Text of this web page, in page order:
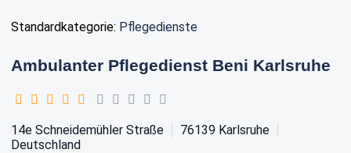
Standardkategorie: Pflegedienste
Ambulanter Pflegedienst Beni Karlsruhe
14e Schneidemühler Straße 76139 Karlsruhe
Deutschland